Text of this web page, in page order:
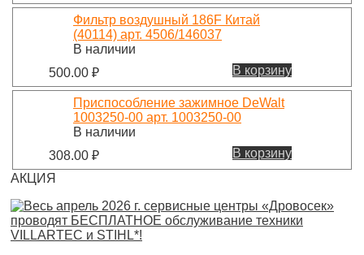
Фильтр воздушный 186F Китай
(40114) арт. 4506/146037
В наличии
500.00 ₽ В корзину
Приспособление зажимное DeWalt
1003250-00 арт. 1003250-00
В наличии
308.00 ₽
В корзину
АКЦИЯ